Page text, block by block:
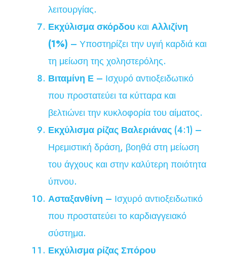
λειτουργίας.
Εκχύλισμα σκόρδου καιΑλλιζίνη
(1%) – Υποστηρίζει την υγιή καρδιά και
τη μείωση της χοληστερόλης.
Βιταμίνη Ε – Ισχυρό αντιοξειδωτικό
που προστατεύει τα κύτταρα και
βελτιώνει την κυκλοφορία του αίματος.
Εκχύλισμα ρίζας Βαλεριάνας (4:1) –
Ηρεμιστική δράση, βοηθά στη μείωση
του άγχους και στην καλύτερη ποιότητα
ύπνου.
Ασταξανθίνη – Ισχυρό αντιοξειδωτικό
που προστατεύει το καρδιαγγειακό
σύστημα.
Εκχύλισμα ρίζας Σπόρου